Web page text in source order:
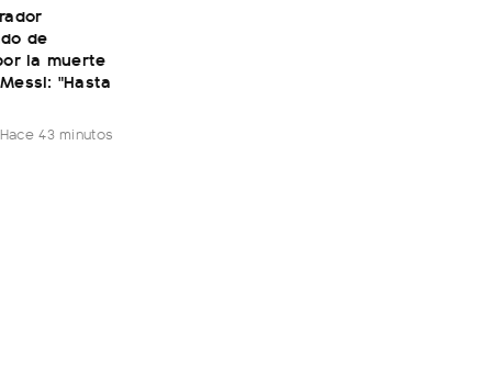
de
la muerte
"Hasta
Hace 43 minutos